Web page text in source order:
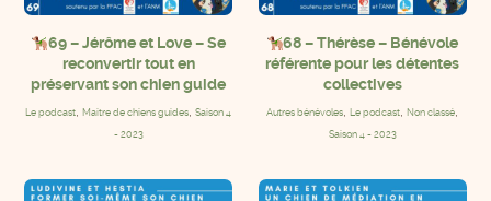
69 – Jérôme et Love – Se
reconvertir tout en
préservant son chien guide
Le podcast,Maitre de chiens guides,Saison 4
- 2023
68 – Thérèse – Bénévole
référente pour les détentes
collectives
Autres bénévoles,Le podcast,Non classé,
Saison 4 - 2023